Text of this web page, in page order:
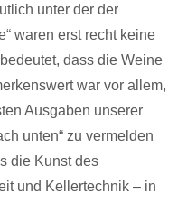
unter der der
waren erst recht keine
dass die Weine
war vor allem,
Ausgaben unserer
unten“ zu vermelden
die Kunst des
und Kellertechnik – in